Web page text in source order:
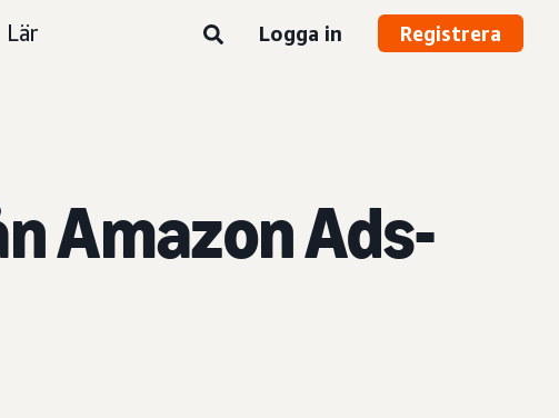
Lär Logga in Registrera
Amazon Ads-